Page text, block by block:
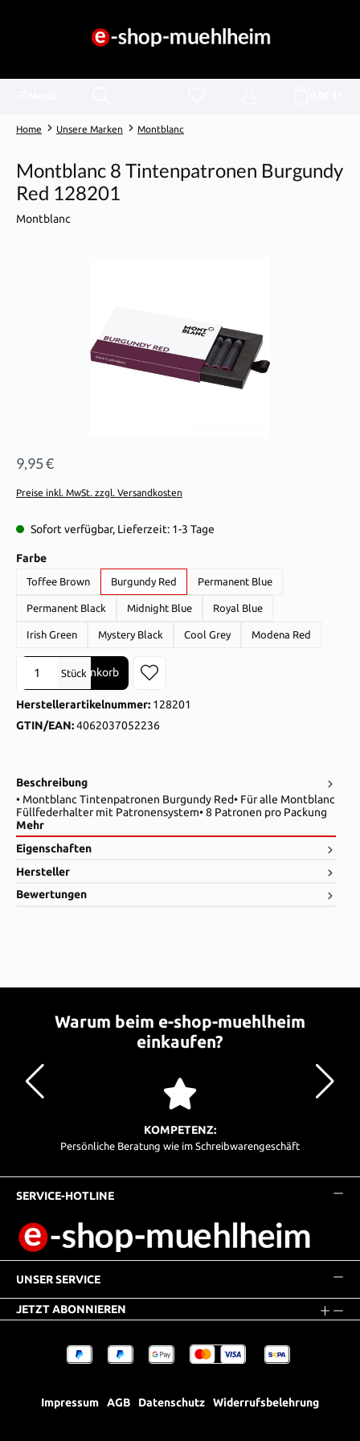
Home Unsere Marken Montblanc
Montblanc 8 Tintenpatronen Burgundy
Red 128201
Montblanc
9,95 €
Preise inkl. MwSt. zzgl. Versandkosten
Sofort verfügbar, Lieferzeit: 1-3 Tage
Farbeauswählen
Toffee Brown Burgundy Red Permanent Blue
Permanent Black Midnight Blue Royal Blue
Irish Green Mystery Black Cool Grey Modena Red
Produkt Anzahl: Gib den gewünschten Wert ein oder benutze die
Stück
In den Warenkorb
Herstellerartikelnummer: 128201
GTIN/EAN:4062037052236
Beschreibung
• Montblanc Tintenpatronen Burgundy Red• Für alle Montblanc
Füllfederhalter mit Patronensystem• 8 Patronen pro Packung
Mehr
Eigenschaften
Hersteller
Bewertungen
Warum beim e-shop-muehlheim
einkaufen?
KOMPETENZ:
Persönliche Beratung wie im Schreibwarengeschäft
SERVICE-HOTLINE
UNSER SERVICE
JETZT ABONNIEREN
Impressum AGB Datenschutz Widerrufsbelehrung